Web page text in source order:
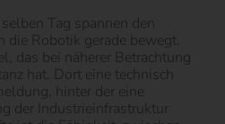
Tag spannen den
die Robotik gerade bewegt.
das bei näherer Betrachtung
hat. Dort eine technisch
hinter der eine
der Industrieinfrastruktur